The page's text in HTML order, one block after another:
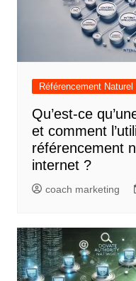
Référencement Naturel
Qu’est-ce
et comment
référencement
internet ?
coach marketing